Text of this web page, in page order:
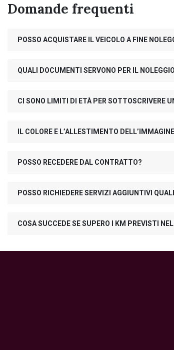
Domande frequenti
POSSO ACQUISTARE IL VEICOLO A FINE
QUALI DOCUMENTI SERVONO PER IL
CI SONO LIMITI DI ETÀ PER SOTTOSCRIVERE
IL COLORE E L’ALLESTIMENTO
POSSO RECEDERE DAL CONTRATTO?
POSSO RICHIEDERE SERVIZI AGGIUNTIVI
COSA SUCCEDE SE SUPERO I KM PREVISTI